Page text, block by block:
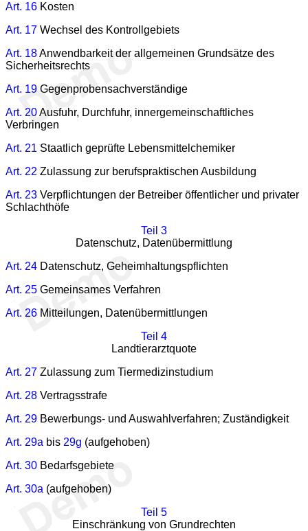
Art. 16 Kosten
Art. 17 Wechsel des Kontrollgebiets
Art. 18Anwendbarkeit der allgemeinen Grundsätze des
Sicherheitsrechts
Art. 19 Gegenprobensachverständige
Art. 20Ausfuhr, Durchfuhr, innergemeinschaftliches
Verbringen
Art. 21 Staatlich geprüfte Lebensmittelchemiker
Art. 22 Zulassung zur berufspraktischen Ausbildung
Art. 23 Verpflichtungen der Betreiber öffentlicher und privater
Schlachthöfe
Teil 3
Datenschutz, Datenübermittlung
Art. 24 Datenschutz, Geheimhaltungspflichten
Art. 25 Gemeinsames Verfahren
Art. 26 Mitteilungen, Datenübermittlungen
Teil 4
Landtierarztquote
Art. 27 Zulassung zum Tiermedizinstudium
Art. 28 Vertragsstrafe
Art. 29 Bewerbungs- und Auswahlverfahren; Zuständigkeit
Art. 29a bis 29g (aufgehoben)
Art. 30 Bedarfsgebiete
Art. 30a (aufgehoben)
Teil 5
Einschränkung von Grundrechten